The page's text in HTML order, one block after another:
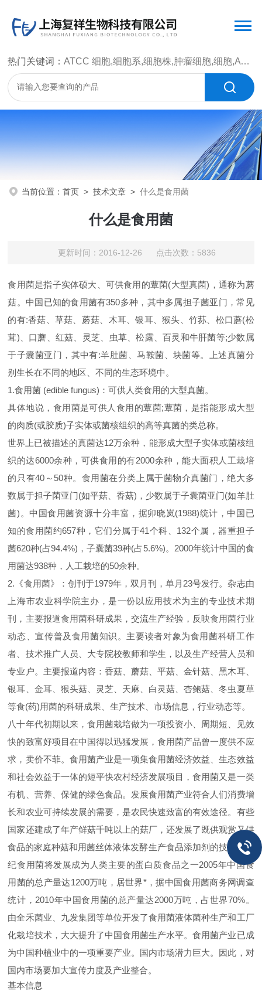
热门关键词：ATCC 细胞,细胞系,细胞株,肿瘤细胞,细胞,ATCC 菌种，CMCC 菌种，标准菌株，质控菌种，微生物菌种，菌株，菌种
当前位置：首页 >技术文章 >什么是食用菌
什么是食用菌
更新时间：2016-12-26 点击次数：5836
食用菌是指子实体硕大、可供食用的蕈菌(大型真菌)，通称为蘑
菇。中国已知的食用菌有350多种，其中多属担子菌亚门，常见
的有:香菇、草菇、 蘑菇 木耳 、银耳、猴头、竹荪、 松口蘑(松
茸)、口蘑、 红菇 灵芝 、虫草、松露 、百灵 和牛肝菌等;少数属
于子囊菌亚门，其中有:羊肚菌 、马鞍菌 块菌等。上述真菌分
别生长在不同的地区、不同的生态环境中。
1.食用菌 (edible fungus)：可供人类食用的大型真菌。
具体地说，食用菌是可供人食用的蕈菌;蕈菌，是指能形成大型
的肉质(或胶质)子实体或菌核组织的高等真菌的类总称。
世界上已被描述的真菌达12万余种，能形成大型子实体或菌核组
织的达6000余种，可供食用的有2000余种，能大面积人工栽培
的只有40～50种。食用菌在分类上属于菌物介真菌门，绝大多
数属于担子菌亚门(如平菇、香菇)，少数属于子囊菌亚门(如羊肚
菌)。中国食用菌资源十分丰富，据卯晓岚(1988)统计，中国已
知的食用菌约657种，它们分属于41个科、132个属，器重担子
菌620种(占94.4%)，子囊菌39种(占5.6%)。2000年统计中国的食
用菌达938种，人工栽培的50余种。
2.《食用菌》：创刊于1979年，双月刊，单月23号发行。杂志由
上海市农业科学院主办，是一份以应用技术为主的专业技术期
刊，主要报道食用菌科研成果，交流生产经验，反映食用菌行业
动态、宣传普及食用菌知识。主要读者对象为食用菌科研工作
者、技术推广人员、大专院校教师和学生，以及生产经营人员和
专业户。主要报道内容：香菇、蘑菇、平菇、金针菇、黑木耳、
银耳、金耳、猴头菇、灵芝、天麻、白灵菇、杏鲍菇、冬虫夏草
等食(药)用菌的科研成果、生产技术、市场信息，行业动态等。
八十年代初期以来，食用菌栽培做为一项投资小、周期短、见效
快的致富好项目在中国得以迅猛发展，食用菌产品曾一度供不应
求，卖价不菲。食用菌产业是一项集食用菌经济效益、生态效益
和社会效益于一体的短平快农村经济发展项目，食用菌又是一类
有机、营养、保健的绿色食品。发展食用菌产业符合人们消费增
长和农业可持续发展的需要，是农民快速致富的有效途径。有些
国家还建成了年产鲜菇千吨以上的菇厂，还发展了既供观赏又供
食品的家庭种菇和用菌丝体液体发酵生产食品添加剂 的技术21世
纪食用菌将发展成为人类主要的蛋白质食品之一2005年中国食
用菌的总产量达1200万吨，居世界*，据中国食用菌商务网调查
统计，2010年中国食用菌的总产量达2000万吨，占世界70%。
由全禾菌业、九发集团等单位开发了食用菌液体菌种生产和工厂
化栽培技术，大大提升了中国食用菌生产水平。食用菌产业已成
为中国种植业中的一项重要产业。国内市场潜力巨大。因此，对
国内市场要加大宣传力度及产业整合。
基本信息